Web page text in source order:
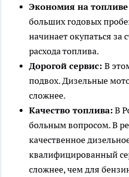
Экономия на
больших годовых
начинает окупаться за
расхода топлива.
Дорогой сервис: В
подвох. Дизельные
сложнее.
Качество топлива: В
больным вопросом. В
качественное
квалифицированный
сложнее, чем для